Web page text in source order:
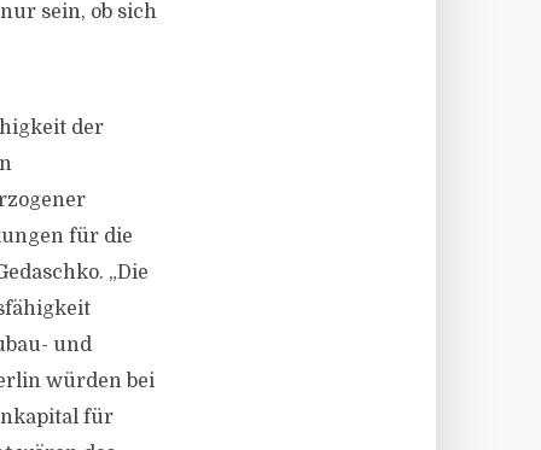
sein, ob sich
der
für die
„Die
und
würden bei
für